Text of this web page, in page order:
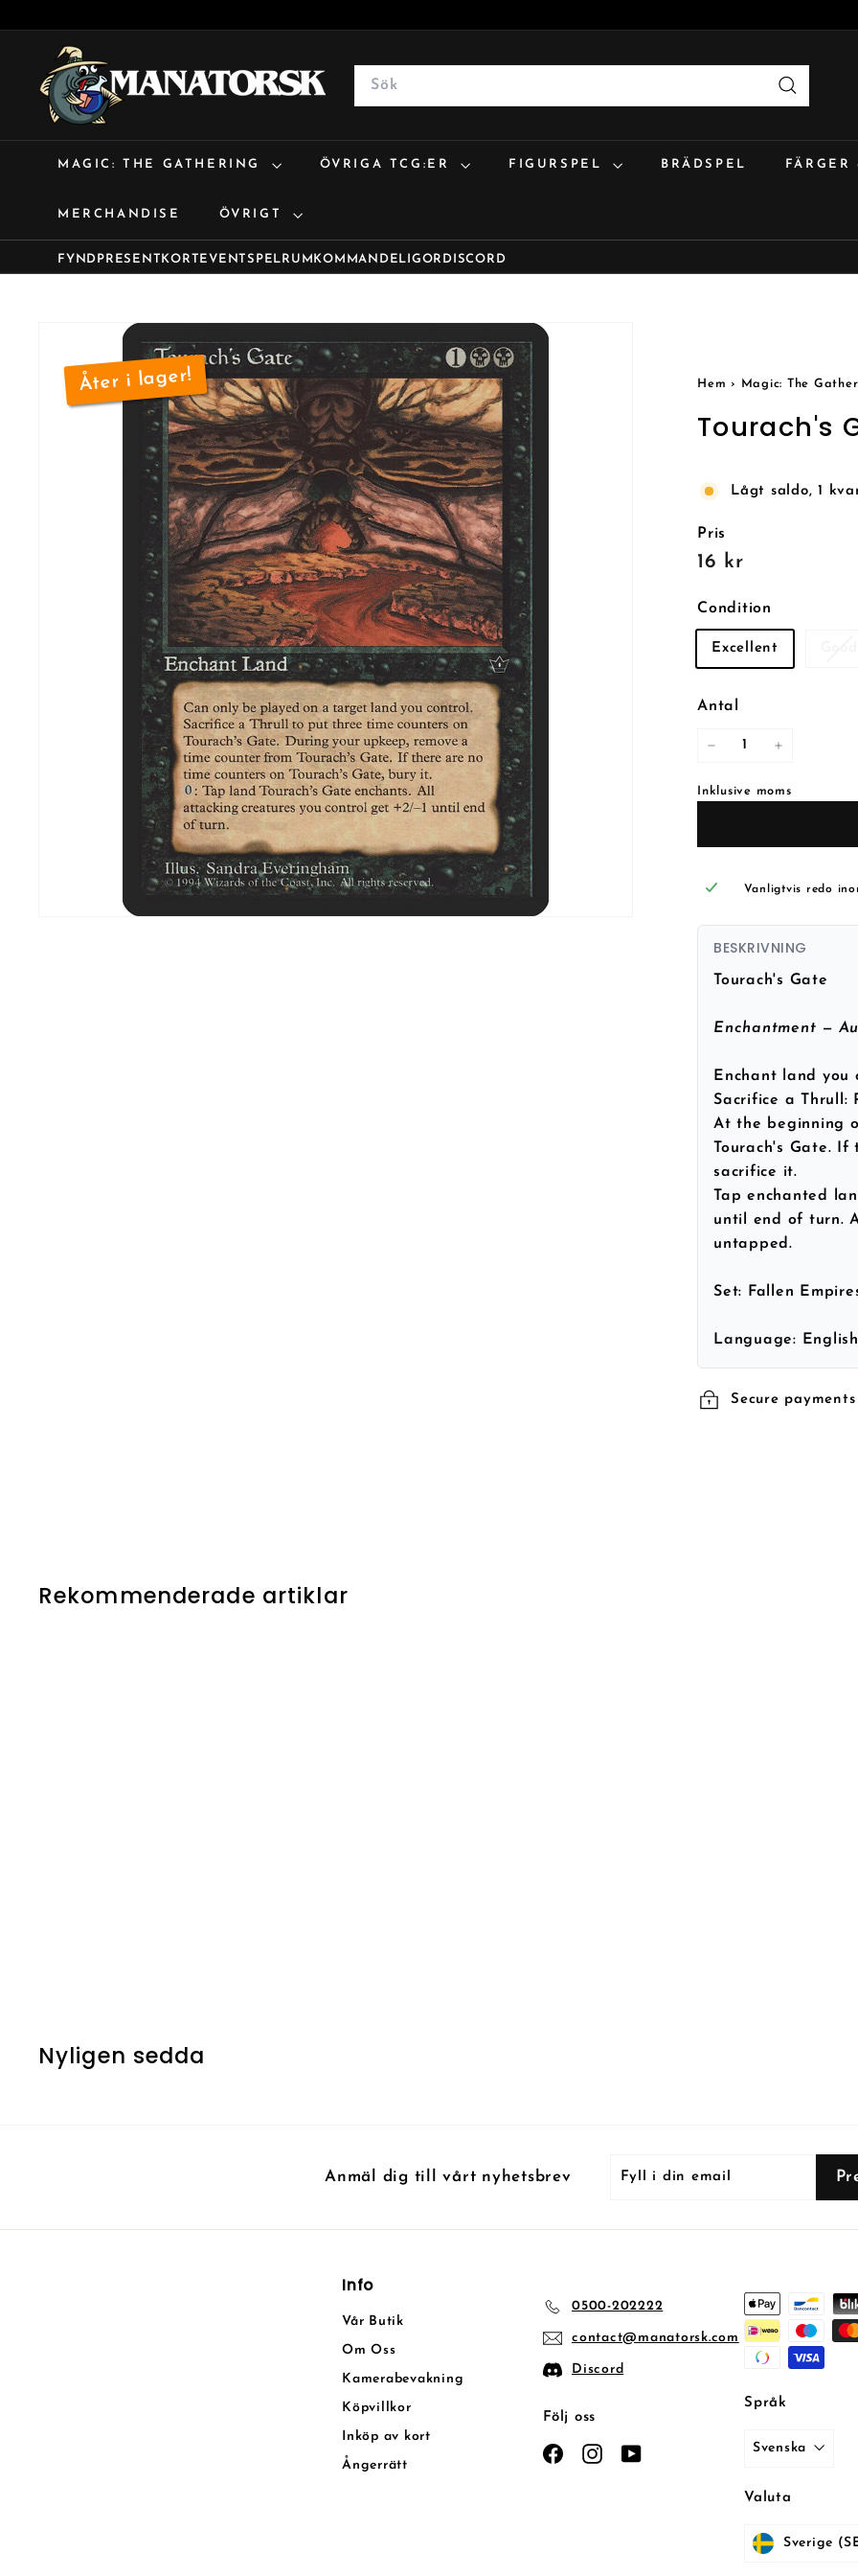
M
a
n
a
Search
Sök
MAGIC: THE GATHERING ÖVRIGA TCG:ER FIGURSPEL BRÄDSPEL
MERCHANDISE ÖVRIGT
FYND PRESENTKORT EVENTSPELRUM KOMMANDE LIGOR DISCORD
Åter i lager! Hem › Magic: The
Tourach's
Lågt saldo, 1
Pris
Reguljärt
16 kr16
Condition
Excellent
Antal
Inklusive moms
Vanligtvis redo
BESKRIVNING
Tourach's Gate
Enchantment —
Enchant land you
Sacrifice a Thrull:
At the beginning
Tourach's Gate. If
sacrifice it.
Tap enchanted
until end of turn.
untapped.
Set: Fallen
Language: English
Secure payments
Rekommenderade artiklar
Nyligen sedda
Anmäl dig till vårt nyhetsbrev
Info
Vår Butik
Om Oss
Kamerabevakning
Köpvillkor
Inköp av kort
Ångerrätt
0500-202222
contact@manatorsk.com
Discord
Följ oss
FacebookInstagram
Språk
Svenska
Valuta